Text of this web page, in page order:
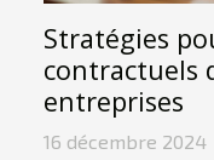
Stratégies
contractuels
entreprises
16 décembre 2024